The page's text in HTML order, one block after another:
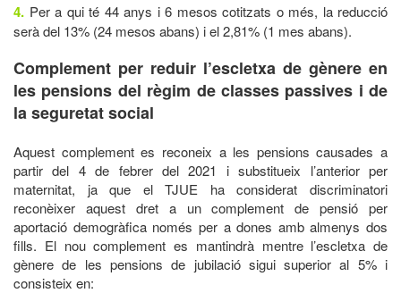
4. Per a qui té 44 anys i 6 mesos cotitzats o més, la reducció
serà del 13% (24 mesos abans) i el 2,81% (1 mes abans).
Complement per reduir l’escletxa de gènere en
les pensions del règim de classes passives i de
la seguretat social
Aquest complement es reconeix a les pensions causades a
partir del 4 de febrer del 2021 i substitueix l’anterior per
maternitat, ja que el TJUE ha considerat discriminatori
reconèixer aquest dret a un complement de pensió per
aportació demogràfica només per a dones amb almenys dos
fills. El nou complement es mantindrà mentre l’escletxa de
gènere de les pensions de jubilació sigui superior al 5% i
consisteix en: